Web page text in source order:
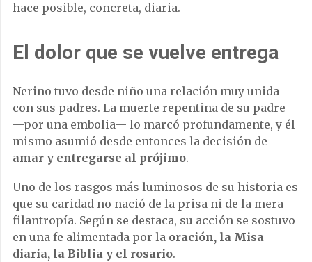
hace posible, concreta, diaria.
El dolor que se vuelve entrega
Nerino tuvo desde niño una relación muy unida
con sus padres. La muerte repentina de su padre
—por una embolia— lo marcó profundamente, y él
mismo asumió desde entonces la decisión de
amar y entregarse al prójimo.
Uno de los rasgos más luminosos de su historia es
que su caridad no nació de la prisa ni de la mera
filantropía. Según se destaca, su acción se sostuvo
en una fe alimentada por la oración, la Misa
diaria, la Biblia y el rosario.